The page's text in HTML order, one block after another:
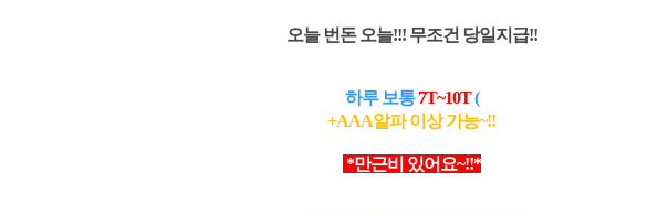
오늘 번돈 오늘!!! 무조건 당일지급!!
하루 보통7T~10T(
+AAA알파 이상 가능~!!
*만근비 있어요~!!*